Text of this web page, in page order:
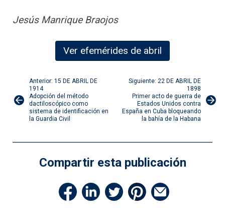
Jesús Manrique Braojos
Ver efemérides de abril
Navegación
de
entradas
Anterior: 15 DE ABRIL DE
1914
Adopción del método
dactiloscópico como
sistema de identificación en
la Guardia Civil
Siguiente: 22 DE ABRIL DE
1898
Primer acto de guerra de
Estados Unidos contra
España en Cuba bloqueando
la bahía de la Habana
Compartir esta publicación